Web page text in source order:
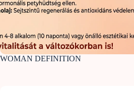
WOMAN DEFINITION